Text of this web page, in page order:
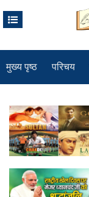
मुख्य पृष्ठ परिचय
श्रेणी